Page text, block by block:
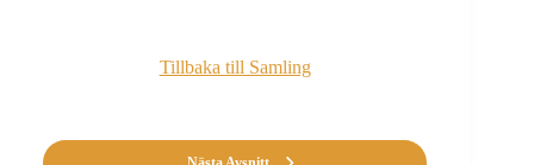
Tillbaka till Samling